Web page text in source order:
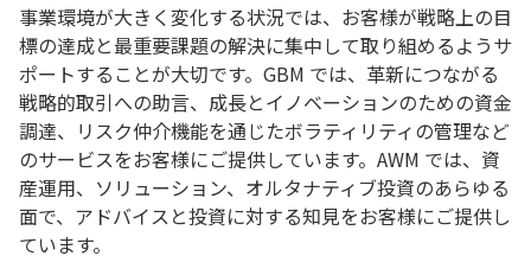
事業環境が大きく変化する状況では、お客様が戦略上の目
標の達成と最重要課題の解決に集中して取り組めるようサ
ポートすることが大切です。GBM では、革新につながる
戦略的取引への助言、成長とイノベーションのための資金
調達、リスク仲介機能を通じたボラティリティの管理など
のサービスをお客様にご提供しています。AWM では、資
産運用、ソリューション、オルタナティブ投資のあらゆる
面で、アドバイスと投資に対する知見をお客様にご提供し
ています。